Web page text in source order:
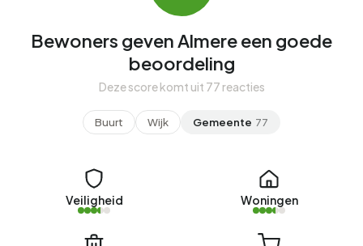
Bewoners geven Almere een goede
beoordeling
Deze score komt uit 77 reacties
Buurt Wijk Gemeente 77
Veiligheid Woningen